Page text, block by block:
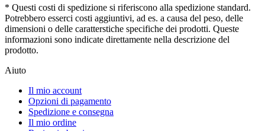
* Questi costi di spedizione si riferiscono alla spedizione standard.
Potrebbero esserci costi aggiuntivi, ad es. a causa del peso, delle
dimensioni o delle caratterstiche specifiche dei prodotti. Queste
informazioni sono indicate direttamente nella descrizione del
prodotto.
Aiuto
Il mio account
Opzioni di pagamento
Spedizione e consegna
Il mio ordine